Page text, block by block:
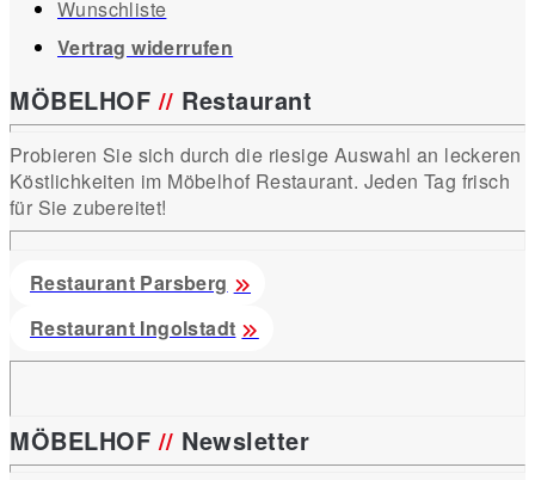
Wunschliste
Vertrag widerrufen
MÖBELHOF // Restaurant
Probieren Sie sich durch die riesige Auswahl an leckeren
Köstlichkeiten im Möbelhof Restaurant. Jeden Tag frisch
für Sie zubereitet!
Restaurant Parsberg
Restaurant Ingolstadt
MÖBELHOF // Newsletter